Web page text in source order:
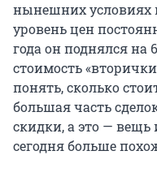
нынешних условиях
уровень цен
года он поднялся на
стоимость
понять, сколько
большая часть
скидки, а это —
сегодня больше